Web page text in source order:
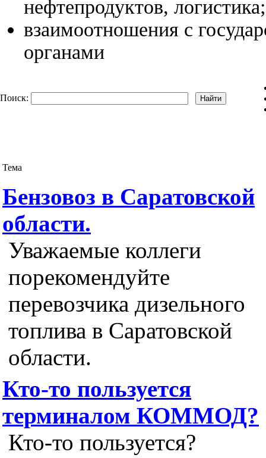
нефтепродуктов, логистика;
взаимоотношения с
органами
Поиск:
Тема
Бензовоз в Саратовской
области.
Уважаемые коллеги
порекомендуйте
перевозчика дизельного
топлива в Саратовской
области.
Кто-то пользуется
терминалом КОММОД?
Кто-то пользуется?